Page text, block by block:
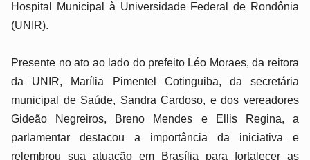
Hospital Municipal à Universidade Federal de Rondônia
(UNIR).
Presente no ato ao lado do prefeito Léo Moraes, da reitora
da UNIR, Marília Pimentel Cotinguiba, da secretária
municipal de Saúde, Sandra Cardoso, e dos vereadores
Gideão Negreiros, Breno Mendes e Ellis Regina, a
parlamentar destacou a importância da iniciativa e
relembrou sua atuação em Brasília para fortalecer as